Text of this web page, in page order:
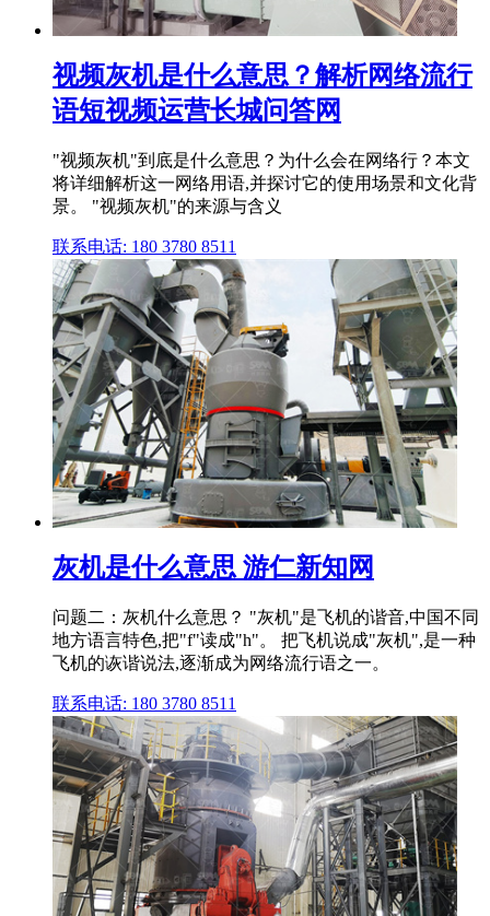
视频灰机是什么意思？解析网络流行
语短视频运营长城问答网
"视频灰机"到底是什么意思？为什么会在网络行？本文
将详细解析这一网络用语,并探讨它的使用场景和文化背
景。 "视频灰机"的来源与含义
联系电话: 180 3780 8511
灰机是什么意思 游仁新知网
问题二：灰机什么意思？ "灰机"是飞机的谐音,中国不同
地方语言特色,把"f"读成"h"。 把飞机说成"灰机",是一种
飞机的诙谐说法,逐渐成为网络流行语之一。
联系电话: 180 3780 8511